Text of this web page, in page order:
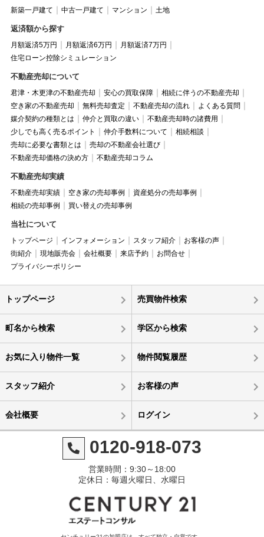
新築一戸建て 中古一戸建て マンション 土地
返済額から探す
月額返済5万円 月額返済6万円
月額返済7万円
住宅ローン控除シミュレーション
不動産売却について
君津・木更津の不動産売却 安心の買取保障
相続に伴うの不動産売却
空き家の不動産売却
無料売却査定 不動産売却の流れ
よくある質問
媒介契約の種類とは
仲介と買取の違い
不動産売却時の諸費用
少しでも高く売るポイント
仲介手数料について
相続相談
売却に必要な書類とは
売却の不動産会社選び
不動産売却価格の決め方
不動産売却コラム
不動産売却実績
不動産売却実績 空き家の売却事例
資産処分の売却事例
相続の売却事例
買い替えの売却事例
当社について
トップページ インフォメーション スタッフ紹介
お客様の声
街紹介
現地販売会 会社概要 来店予約
お問合せ
プライバシーポリシー
トップページ 売買物件検索
町名から検索 学区から検索
お気に入り物件一覧 物件閲覧履歴
スタッフ紹介 お客様の声
会社概要 ログイン
0120-918-073
営業時間：9:30～18:00
定休日：毎週火曜日、水曜日